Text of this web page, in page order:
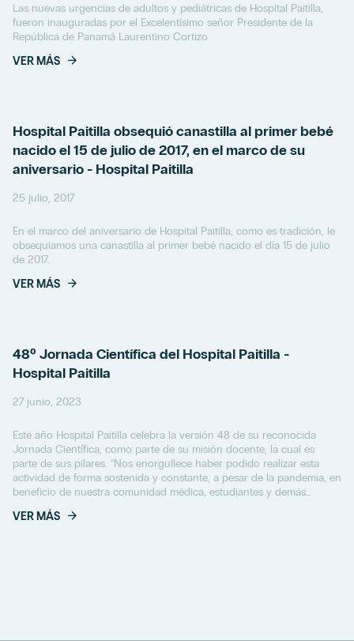
Las nuevas urgencias de adultos y pediátricas de Hospital Paitilla,
fueron inauguradas por el Excelentísimo señor Presidente de la
República de Panamá Laurentino Cortizo
VER MÁS
Hospital Paitilla obsequió canastilla al primer bebé
nacido el 15 de julio de 2017, en el marco de su
aniversario - Hospital Paitilla
25 julio, 2017
En el marco del aniversario de Hospital Paitilla, como es tradición, le
obsequiamos una canastilla al primer bebé nacido el día 15 de julio
de 2017.
VER MÁS
48º Jornada Científica del Hospital Paitilla -
Hospital Paitilla
27 junio, 2023
Este año Hospital Paitilla celebra la versión 48 de su reconocida
Jornada Científica, como parte de su misión docente, la cual es
parte de sus pilares. “Nos enorgullece haber podido realizar esta
actividad de forma sostenida y constante, a pesar de la pandemia, en
beneficio de nuestra comunidad médica, estudiantes y demás
profesiones del universo...
VER MÁS